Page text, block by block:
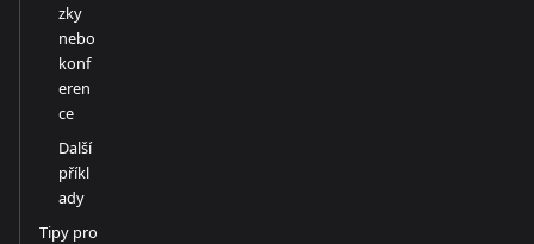
zky
nebo
konf
eren
ce
Další
příkl
ady
Tipy pro